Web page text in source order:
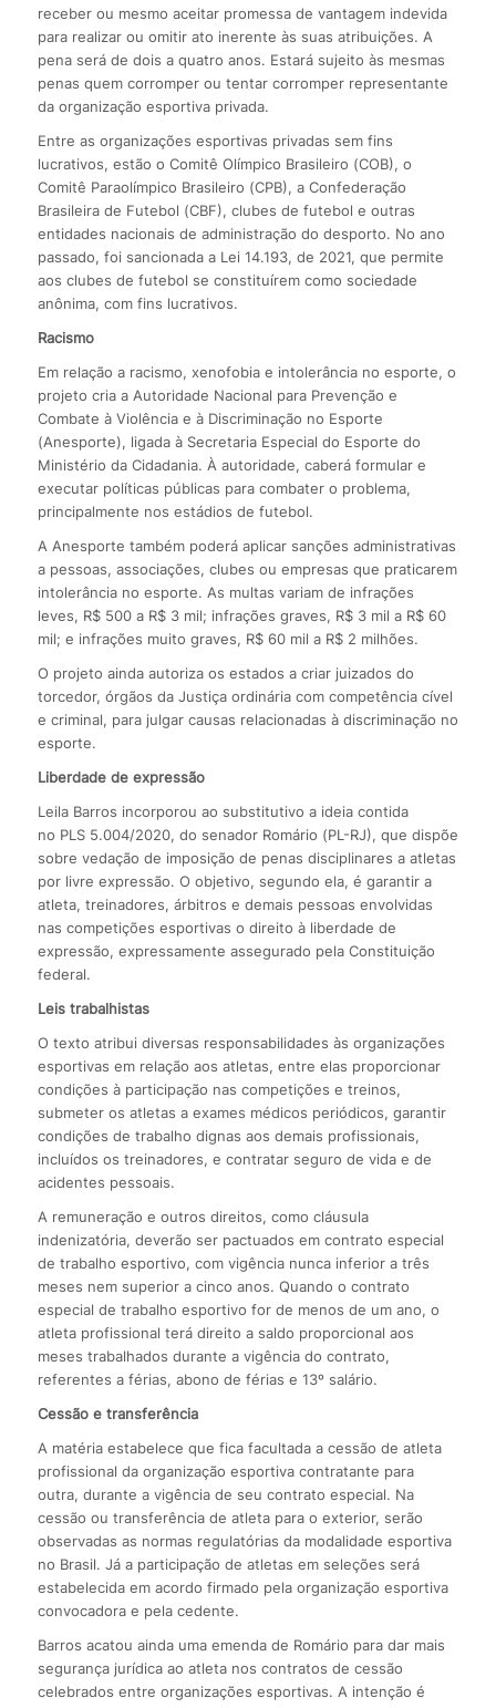
receber ou mesmo aceitar promessa de vantagem indevida
para realizar ou omitir ato inerente às suas atribuições. A
pena será de dois a quatro anos. Estará sujeito às mesmas
penas quem corromper ou tentar corromper representante
da organização esportiva privada.
Entre as organizações esportivas privadas sem fins
lucrativos, estão o Comitê Olímpico Brasileiro (COB), o
Comitê Paraolímpico Brasileiro (CPB), a Confederação
Brasileira de Futebol (CBF), clubes de futebol e outras
entidades nacionais de administração do desporto. No ano
passado, foi sancionada a Lei 14.193, de 2021, que permite
aos clubes de futebol se constituírem como sociedade
anônima, com fins lucrativos.
Racismo
Em relação a racismo, xenofobia e intolerância no esporte, o
projeto cria a Autoridade Nacional para Prevenção e
Combate à Violência e à Discriminação no Esporte
(Anesporte), ligada à Secretaria Especial do Esporte do
Ministério da Cidadania. À autoridade, caberá formular e
executar políticas públicas para combater o problema,
principalmente nos estádios de futebol.
A Anesporte também poderá aplicar sanções administrativas
a pessoas, associações, clubes ou empresas que praticarem
intolerância no esporte. As multas variam de infrações
leves, R$ 500 a R$ 3 mil; infrações graves, R$ 3 mil a R$ 60
mil; e infrações muito graves, R$ 60 mil a R$ 2 milhões.
O projeto ainda autoriza os estados a criar juizados do
torcedor, órgãos da Justiça ordinária com competência cível
e criminal, para julgar causas relacionadas à discriminação no
esporte.
Liberdade de expressão
Leila Barros incorporou ao substitutivo a ideia contida
no PLS 5.004/2020, do senador Romário (PL-RJ), que dispõe
sobre vedação de imposição de penas disciplinares a atletas
por livre expressão. O objetivo, segundo ela, é garantir a
atleta, treinadores, árbitros e demais pessoas envolvidas
nas competições esportivas o direito à liberdade de
expressão, expressamente assegurado pela Constituição
federal.
Leis trabalhistas
O texto atribui diversas responsabilidades às organizações
esportivas em relação aos atletas, entre elas proporcionar
condições à participação nas competições e treinos,
submeter os atletas a exames médicos periódicos, garantir
condições de trabalho dignas aos demais profissionais,
incluídos os treinadores, e contratar seguro de vida e de
acidentes pessoais.
A remuneração e outros direitos, como cláusula
indenizatória, deverão ser pactuados em contrato especial
de trabalho esportivo, com vigência nunca inferior a três
meses nem superior a cinco anos. Quando o contrato
especial de trabalho esportivo for de menos de um ano, o
atleta profissional terá direito a saldo proporcional aos
meses trabalhados durante a vigência do contrato,
referentes a férias, abono de férias e 13º salário.
Cessão e transferência
A matéria estabelece que fica facultada a cessão de atleta
profissional da organização esportiva contratante para
outra, durante a vigência de seu contrato especial. Na
cessão ou transferência de atleta para o exterior, serão
observadas as normas regulatórias da modalidade esportiva
no Brasil. Já a participação de atletas em seleções será
estabelecida em acordo firmado pela organização esportiva
convocadora e pela cedente.
Barros acatou ainda uma emenda de Romário para dar mais
segurança jurídica ao atleta nos contratos de cessão
celebrados entre organizações esportivas. A intenção é